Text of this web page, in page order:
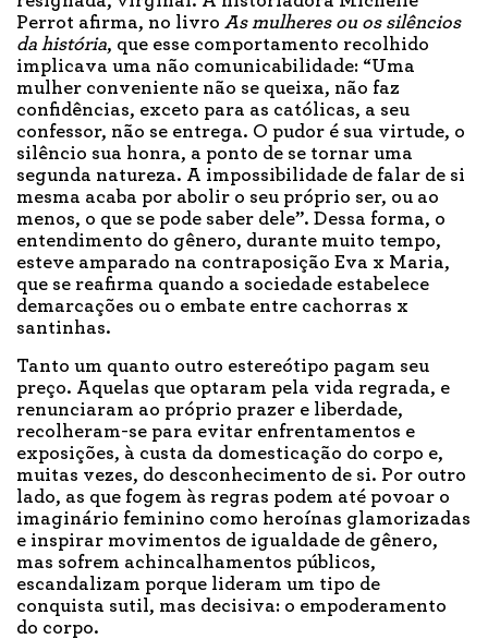
Perrot afirma, no livro As mulheres ou os silêncios
da história, que esse comportamento recolhido
implicava uma não comunicabilidade: “Uma
mulher conveniente não se queixa, não faz
confidências, exceto para as católicas, a seu
confessor, não se entrega. O pudor é sua virtude, o
silêncio sua honra, a ponto de se tornar uma
segunda natureza. A impossibilidade de falar de si
mesma acaba por abolir o seu próprio ser, ou ao
menos, o que se pode saber dele”. Dessa forma, o
entendimento do gênero, durante muito tempo,
esteve amparado na contraposição Eva x Maria,
que se reafirma quando a sociedade estabelece
demarcações ou o embate entre cachorras x
santinhas.
Tanto um quanto outro estereótipo pagam seu
preço. Aquelas que optaram pela vida regrada, e
renunciaram ao próprio prazer e liberdade,
recolheram-se para evitar enfrentamentos e
exposições, à custa da domesticação do corpo e,
muitas vezes, do desconhecimento de si. Por outro
lado, as que fogem às regras podem até povoar o
imaginário feminino como heroínas glamorizadas
e inspirar movimentos de igualdade de gênero,
mas sofrem achincalhamentos públicos,
escandalizam porque lideram um tipo de
conquista sutil, mas decisiva: o empoderamento
do corpo.